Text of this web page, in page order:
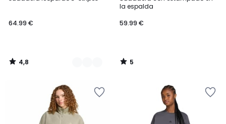
64.99 €
4,8
/
la espalda
59.99 €
5
5
/